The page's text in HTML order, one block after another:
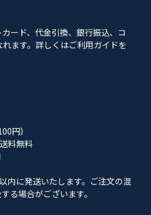
ード、代金引換、銀行振込、コ
ます。詳しくはご利用ガイドを
円）
料無料
内に発送いたします。ご注文の混
る場合がございます。